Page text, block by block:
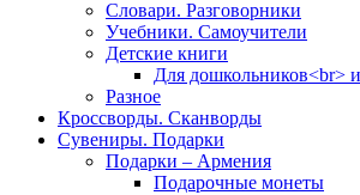
Словари. Разговорники
Учебники. Самоучители
Детские книги
Для дошкольников<br>
Разное
Кроссворды. Сканворды
Сувениры. Подарки
Подарки – Армения
Подарочные монеты